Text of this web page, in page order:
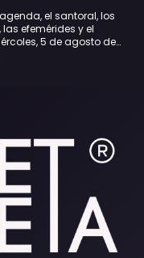
el santoral, los
efemérides y el
5 de agosto de